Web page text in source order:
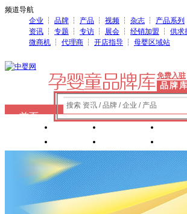
频道导航
企业 ┆ 品牌 ┆ 产品 ┆ 视频 ┆ 杂志 ┆ 产品系列
资讯 ┆ 专题 ┆ 专访 ┆ 展会 ┆ 经销加盟 ┆ 供求
微商机 ┆ 代理商 ┆ 开店指导 ┆ 母婴区域站
免费入驻
品牌库
搜索 资讯 / 品牌 / 企业 / 产品
首页